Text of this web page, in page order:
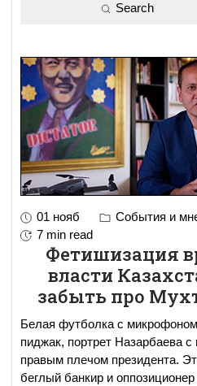
Search
01 нояб События и
7 min read
Фетишизация
власти
забыть про
Белая футболка с
пиджак, портрет Назарбаева
правым плечом президента.
беглый банкир и